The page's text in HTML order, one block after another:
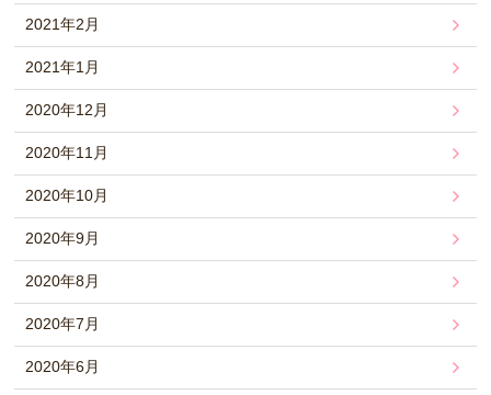
2021年2月
2021年1月
2020年12月
2020年11月
2020年10月
2020年9月
2020年8月
2020年7月
2020年6月